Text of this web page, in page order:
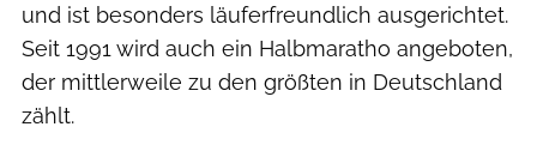
und ist besonders läuferfreundlich ausgerichtet.
Seit 1991 wird auch ein Halbmaratho angeboten,
der mittlerweile zu den größten in Deutschland
zählt.